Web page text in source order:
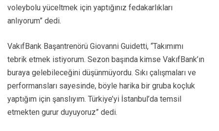
voleybolu yüceltmek için yaptığınız fedakarlıkları
anlıyorum” dedi.
VakıfBank Başantrenörü Giovanni Guidetti, “Takımımı
tebrik etmek istiyorum. Sezon başında kimse VakıfBank’ın
buraya gelebileceğini düşünmüyordu. Sıkı çalışmaları ve
performansları sayesinde, böyle harika bir gruba koçluk
yaptığım için şanslıyım. Türkiye’yi İstanbul’da temsil
etmekten gurur duyuyoruz” dedi.